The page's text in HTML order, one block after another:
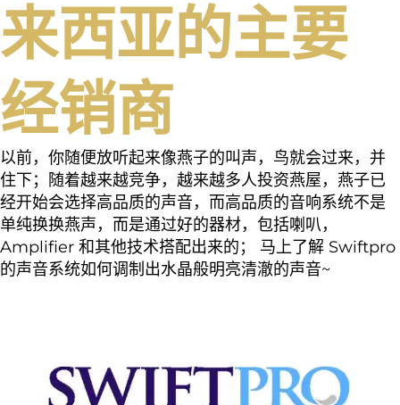
来西亚的主要
经销商
以前，你随便放听起来像燕子的叫声，鸟就会过来，并
住下；随着越来越竞争，越来越多人投资燕屋，燕子已
经开始会选择高品质的声音，而高品质的音响系统不是
单纯换换燕声，而是通过好的器材，包括喇叭，
Amplifier 和其他技术搭配出来的； 马上了解 Swiftpro
的声音系统如何调制出水晶般明亮清澈的声音~